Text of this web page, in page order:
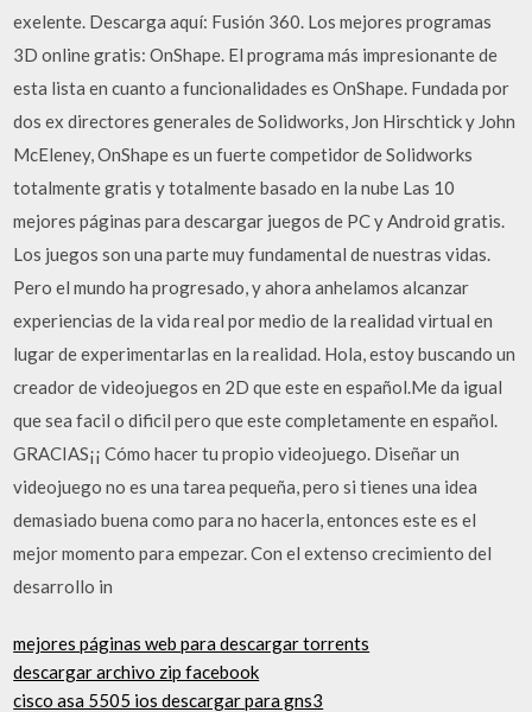
exelente. Descarga aquí: Fusión 360. Los mejores programas
3D online gratis: OnShape. El programa más impresionante de
esta lista en cuanto a funcionalidades es OnShape. Fundada por
dos ex directores generales de Solidworks, Jon Hirschtick y John
McEleney, OnShape es un fuerte competidor de Solidworks
totalmente gratis y totalmente basado en la nube Las 10
mejores páginas para descargar juegos de PC y Android gratis.
Los juegos son una parte muy fundamental de nuestras vidas.
Pero el mundo ha progresado, y ahora anhelamos alcanzar
experiencias de la vida real por medio de la realidad virtual en
lugar de experimentarlas en la realidad. Hola, estoy buscando un
creador de videojuegos en 2D que este en español.Me da igual
que sea facil o dificil pero que este completamente en español.
GRACIAS¡¡ Cómo hacer tu propio videojuego. Diseñar un
videojuego no es una tarea pequeña, pero si tienes una idea
demasiado buena como para no hacerla, entonces este es el
mejor momento para empezar. Con el extenso crecimiento del
desarrollo in
mejores páginas web para descargar torrents
descargar archivo zip facebook
cisco asa 5505 ios descargar para gns3